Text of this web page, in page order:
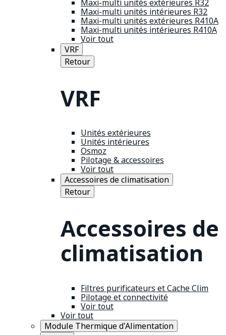
Maxi-multi unités extérieures R32
Maxi-multi unités intérieures R32
Maxi-multi unités extérieures R410A
Maxi-multi unités intérieures R410A
Voir tout
VRF
Retour
VRF
Unités extérieures
Unités intérieures
Osmoz
Pilotage & accessoires
Voir tout
Accessoires de climatisation
Retour
Accessoires de
climatisation
Filtres purificateurs et Cache Clim
Pilotage et connectivité
Voir tout
Voir tout
Module Thermique d'Alimentation